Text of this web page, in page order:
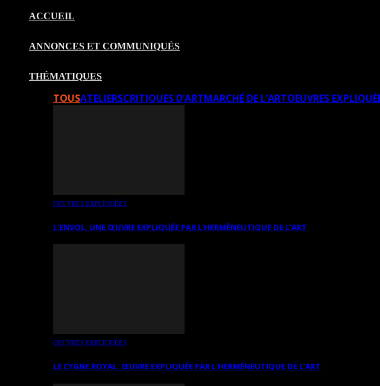
ACCUEIL
ANNONCES ET COMMUNIQUÉS
THÉMATIQUES
TOUSATELIERSCRITIQUES D’ARTMARCHÉ DE L’ARTOEUVRES
OEUVRES EXPLIQUÉES
L’ENVOL, UNE ŒUVRE EXPLIQUÉE PAR L’HERMÉNEUTIQUE DE L’ART
OEUVRES EXPLIQUÉES
LE CYGNE ROYAL. ŒUVRE EXPLIQUÉE PAR L’HERMÉNEUTIQUE DE L’ART